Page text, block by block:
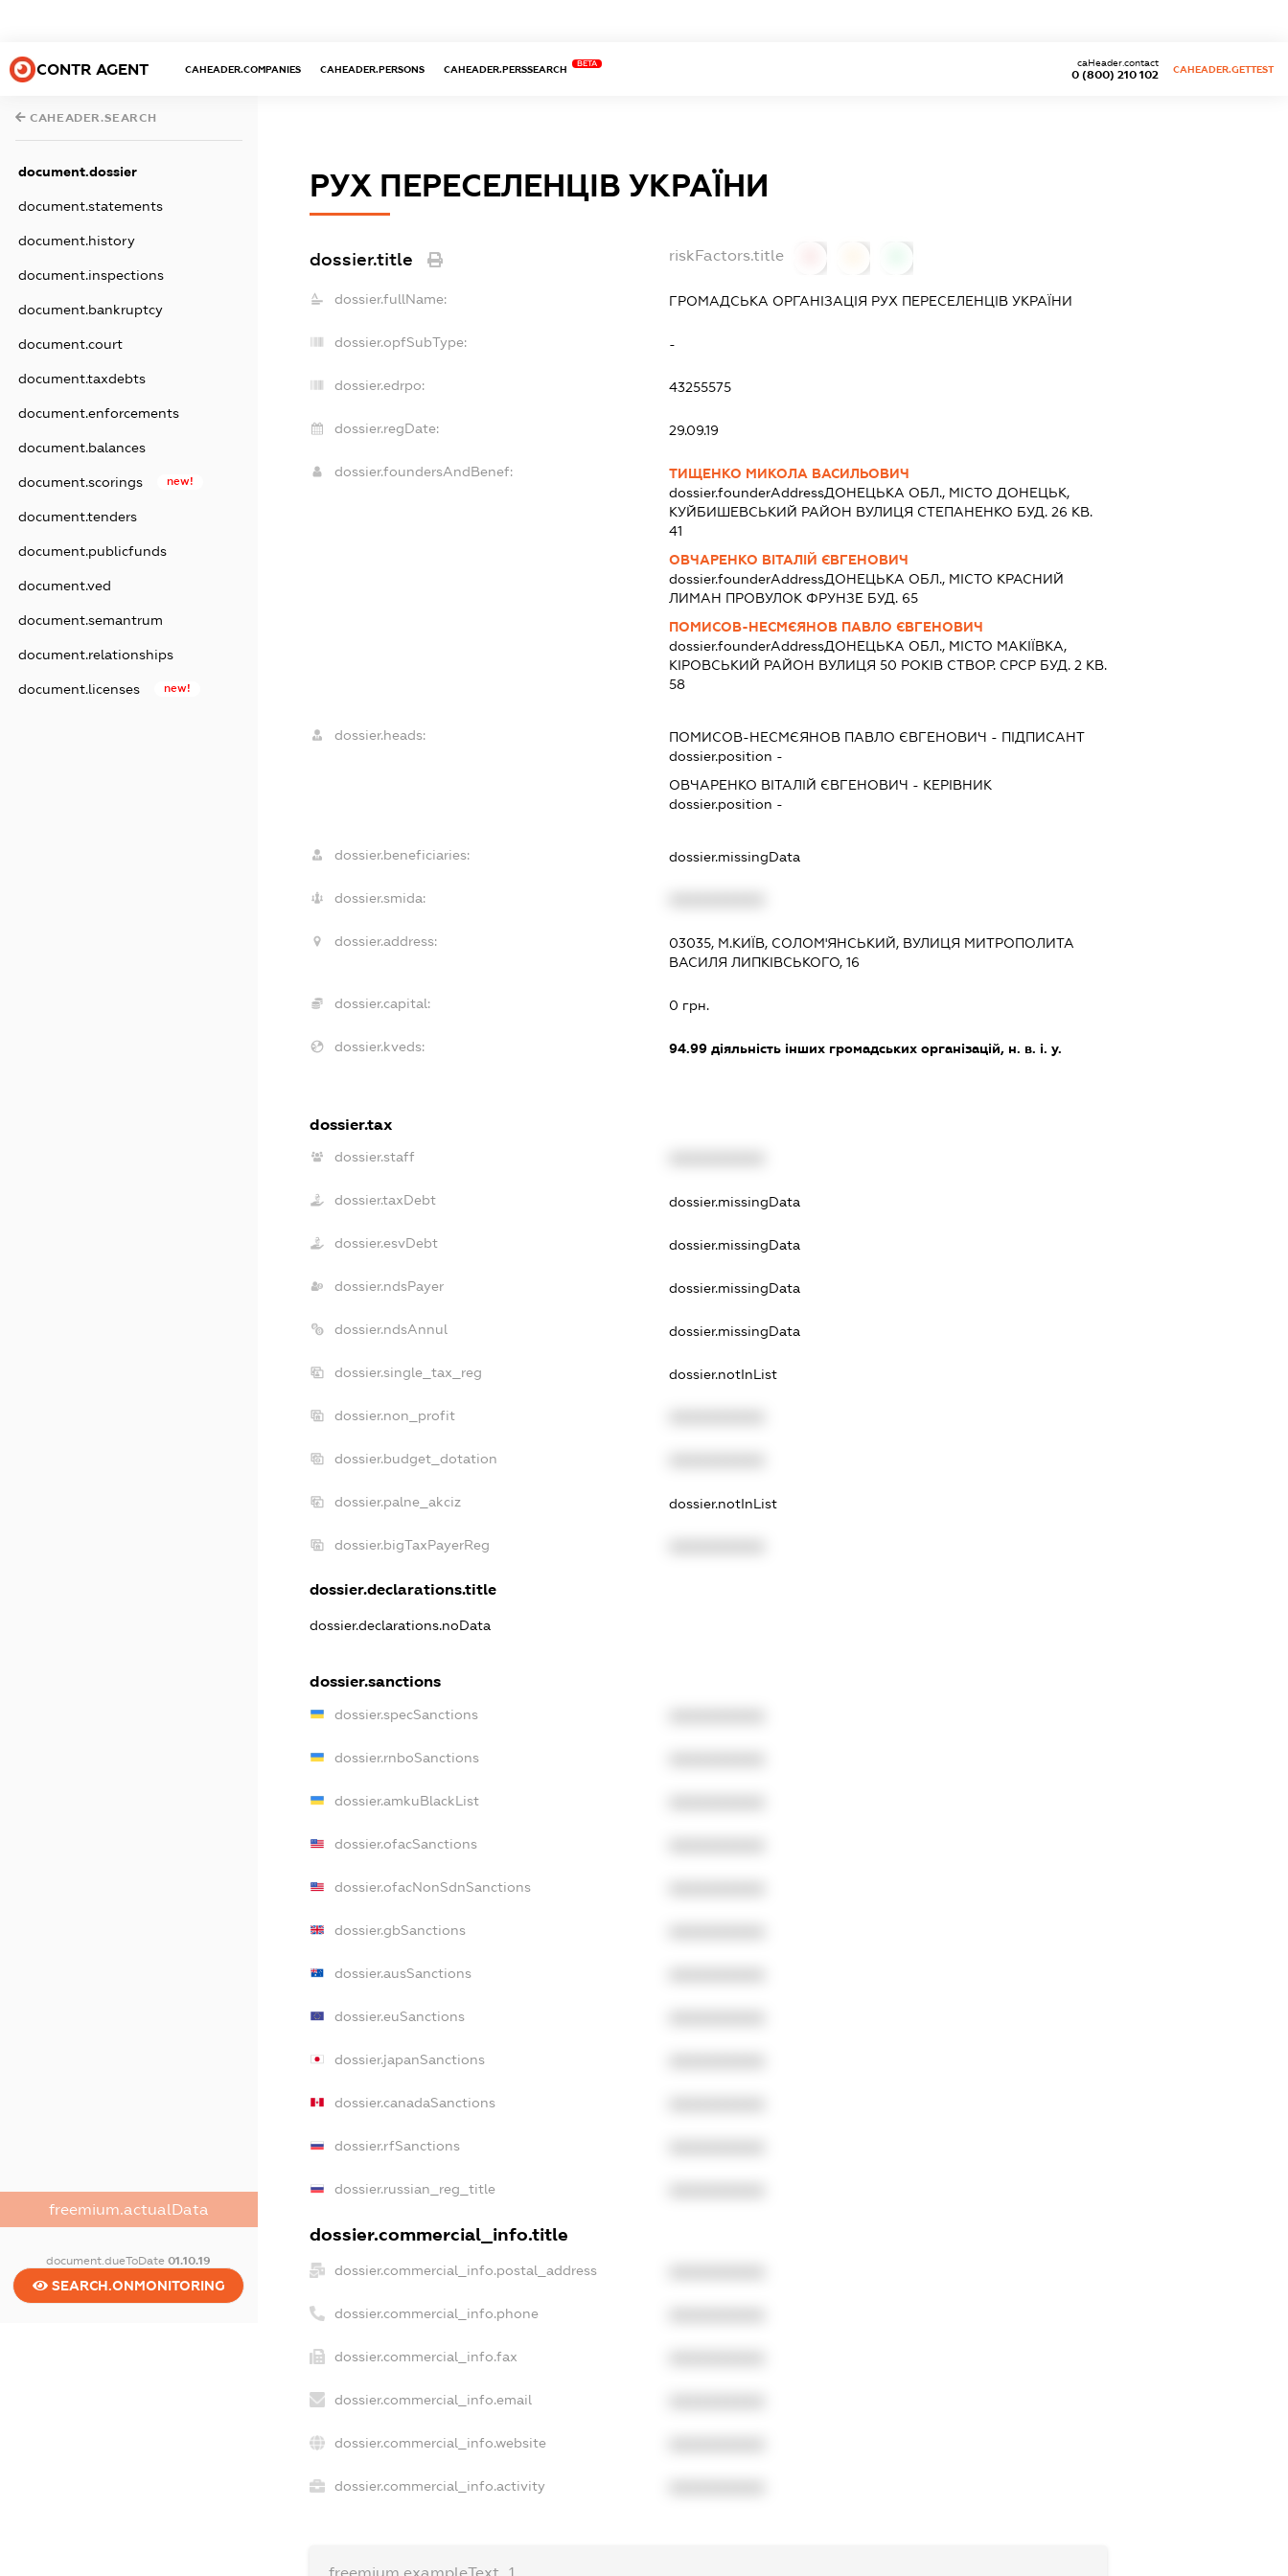
CONTR AGENT CAHEADER.COMPANIES CAHEADER.PERSONS CAHEADER.PERSSEARCH
BETA
0 (800) 210 102
caHeader.contact
CAHEADER.GETTEST
CAHEADER.SEARCH
document.dossier
document.statements
document.history
document.inspections
document.bankruptcy
document.court
document.taxdebts
document.enforcements
document.balances
document.scorings new!
document.tenders
document.publicfunds
document.ved
document.semantrum
document.relationships
document.licenses new!
freemium.actualData
document.dueToDate01.10.19
SEARCH.ONMONITORING
РУХ ПЕРЕСЕЛЕНЦІВ УКРАЇНИ
dossier.title riskFactors.title
dossier.fullName: ГРОМАДСЬКА ОРГАНІЗАЦІЯ РУХ ПЕРЕСЕЛЕНЦІВ УКРАЇНИ
dossier.opfSubType: -
dossier.edrpo: 43255575
dossier.regDate: 29.09.19
dossier.foundersAndBenef:
ТИЩЕНКО МИКОЛА ВАСИЛЬОВИЧ
dossier.founderAddressДОНЕЦЬКА ОБЛ., МІСТО ДОНЕЦЬК,
КУЙБИШЕВСЬКИЙ РАЙОН ВУЛИЦЯ СТЕПАНЕНКО БУД. 26 КВ.
41
ОВЧАРЕНКО ВІТАЛІЙ ЄВГЕНОВИЧ
dossier.founderAddressДОНЕЦЬКА ОБЛ., МІСТО КРАСНИЙ
ЛИМАН ПРОВУЛОК ФРУНЗЕ БУД. 65
ПОМИСОВ-НЕСМЄЯНОВ ПАВЛО ЄВГЕНОВИЧ
dossier.founderAddressДОНЕЦЬКА ОБЛ., МІСТО МАКІЇВКА,
КІРОВСЬКИЙ РАЙОН ВУЛИЦЯ 50 РОКІВ СТВОР. СРСР БУД. 2 КВ.
58
dossier.heads: ПОМИСОВ-НЕСМЄЯНОВ ПАВЛО ЄВГЕНОВИЧ - ПІДПИСАНТ
dossier.position -
ОВЧАРЕНКО ВІТАЛІЙ ЄВГЕНОВИЧ - КЕРІВНИК
dossier.position -
dossier.beneficiaries: dossier.missingData
dossier.smida:
dossier.address:
03035, М.КИЇВ, СОЛОМ'ЯНСЬКИЙ, ВУЛИЦЯ МИТРОПОЛИТА
ВАСИЛЯ ЛИПКІВСЬКОГО, 16
dossier.capital: 0 грн.
dossier.kveds: 94.99діяльність інших громадських організацій, н. в. і. у.
dossier.tax
dossier.staff
dossier.taxDebt dossier.missingData
dossier.esvDebt dossier.missingData
dossier.ndsPayer dossier.missingData
dossier.ndsAnnul dossier.missingData
dossier.single_tax_reg dossier.notInList
dossier.non_profit
dossier.budget_dotation
dossier.palne_akciz dossier.notInList
dossier.bigTaxPayerReg
dossier.declarations.title
dossier.declarations.noData
dossier.sanctions
dossier.specSanctions
dossier.rnboSanctions
dossier.amkuBlackList
dossier.ofacSanctions
dossier.ofacNonSdnSanctions
dossier.gbSanctions
dossier.ausSanctions
dossier.euSanctions
dossier.japanSanctions
dossier.canadaSanctions
dossier.rfSanctions
dossier.russian_reg_title
dossier.commercial_info.title
dossier.commercial_info.postal_address
dossier.commercial_info.phone
dossier.commercial_info.fax
dossier.commercial_info.email
dossier.commercial_info.website
dossier.commercial_info.activity